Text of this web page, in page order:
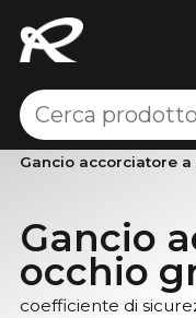
Home - Sollevamento
Gancio accorciatore
Gancio
occhio
coefficiente di